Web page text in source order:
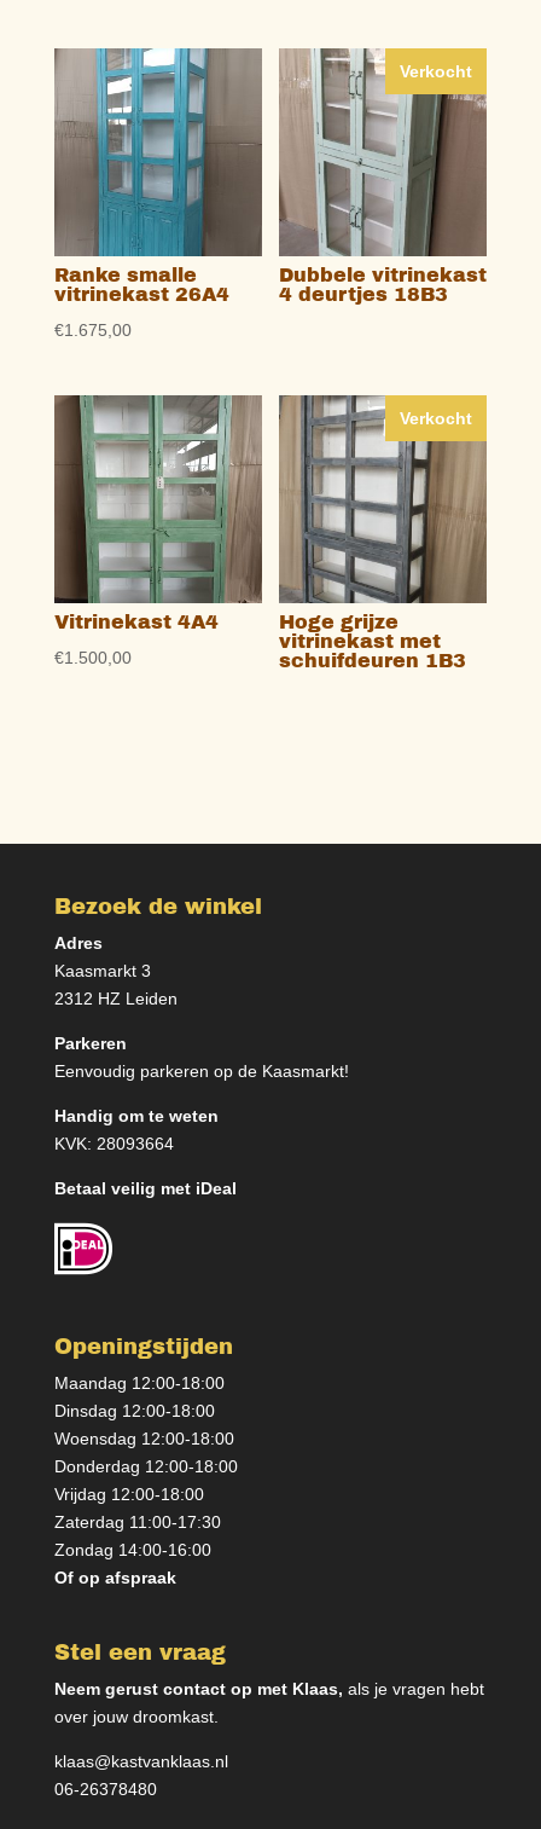
Ranke smalle
vitrinekast 26A4
€1.675,00
Verkocht
Dubbele vitrinekast
4 deurtjes 18B3
Vitrinekast 4A4
€1.500,00
Verkocht
Hoge grijze
vitrinekast met
schuifdeuren 1B3
Bezoek de winkel
Adres
Kaasmarkt 3
2312 HZ Leiden
Parkeren
Eenvoudig parkeren op de Kaasmarkt!
Handig om te weten
KVK: 28093664
Betaal veilig met iDeal
Openingstijden
Maandag 12:00-18:00
Dinsdag 12:00-18:00
Woensdag 12:00-18:00
Donderdag 12:00-18:00
Vrijdag 12:00-18:00
Zaterdag 11:00-17:30
Zondag 14:00-16:00
Of op afspraak
Stel een vraag
Neem gerust contact op met Klaas, als je vragen hebt
over jouw droomkast.
klaas@kastvanklaas.nl
06-26378480